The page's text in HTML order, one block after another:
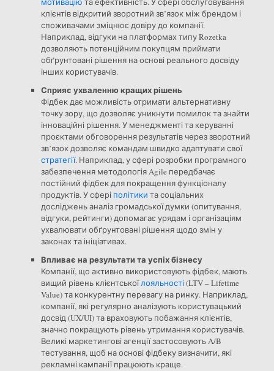
клієнтів відкритий зворотний зв’язок між брендом і
споживачами зміцнює довіру до компанії.
Наприклад, відгуки на платформах типу Rozetka
дозволяють потенційним покупцям приймати
обґрунтовані рішення на основі реального досвіду
інших користувачів.
Сприяє ухваленню кращих рішень
Фідбек дає можливість отримати альтернативну
точку зору, що дозволяє уникнути помилок та знайти
інноваційні рішення. У менеджменті та керуванні
проєктами обговорення результатів через зворотний
зв’язок дозволяє командам швидко адаптувати свої
стратегії. Наприклад, у сфері розробки програмного
забезпечення методологія Agile передбачає
постійний фідбек для покращення функціоналу
продуктів. У сфері політики та соціальних
досліджень аналіз громадської думки (опитування,
відгуки, рейтинги) допомагає урядам і організаціям
ухвалювати обґрунтовані рішення щодо змін у
законах та ініціативах.
Впливає на результати та успіх бізнесу
Компанії, що активно використовують фідбек, мають
вищий рівень клієнтськоїлояльності(LTV – Lifetime
Value) та конкурентну перевагу на ринку. Наприклад,
компанії, які регулярно аналізують користувацький
досвід (UX/UI) та враховують побажання клієнтів,
значно покращують рівень утримання користувачів.
Великі маркетингові агенції застосовують A/B
тестування, щоб на основі фідбеку визначити, які
рекламні кампанії працюють краще.